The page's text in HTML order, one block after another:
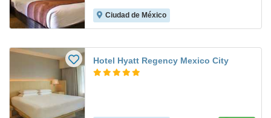
Ciudad de México
Hotel Hyatt Regency Mexico City